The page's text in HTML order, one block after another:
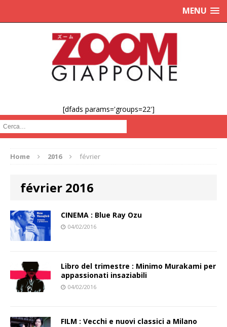
MENU
[dfads params='groups=22']
Cerca :
Home 2016 février
février 2016
CINEMA : Blue Ray Ozu
04/02/2016
Libro del trimestre : Minimo Murakami per
appassionati insaziabili
04/02/2016
FILM : Vecchi e nuovi classici a Milano